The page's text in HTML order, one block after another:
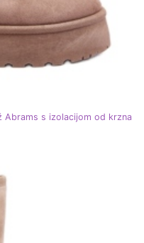
Abrams s izolacijom od krzna